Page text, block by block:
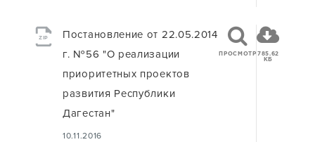
ZIP
Постановление от 22.05.2014
г. №56 "О реализации
приоритетных проектов
развития Республики
Дагестан"
10.11.2016
ПРОСМОТР 785.62
КБ